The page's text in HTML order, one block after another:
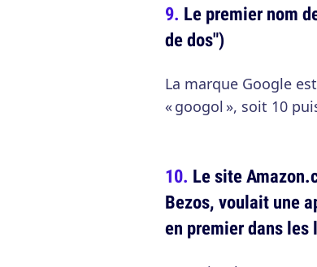
Le premier nom
de dos")
La marque Google
« googol », soit 10
Le site
Bezos, voulait une
en premier dans